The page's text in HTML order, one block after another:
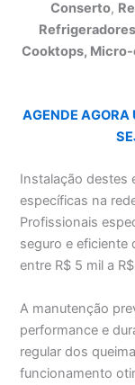
Conserto,
Cooktops, Micro-
AGENDE AGORA
Instalação destes
específicas na
Profissionais
seguro e eficiente
entre R$ 5 mil a
A manutenção
performance e
regular dos
funcionamento